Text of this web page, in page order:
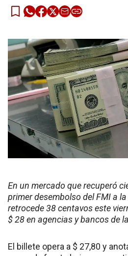
En un mercado que recuperó
primer desembolso del FMI a
retrocede 38 centavos este
$ 28 en agencias y bancos de
El billete opera a $ 27,80 y